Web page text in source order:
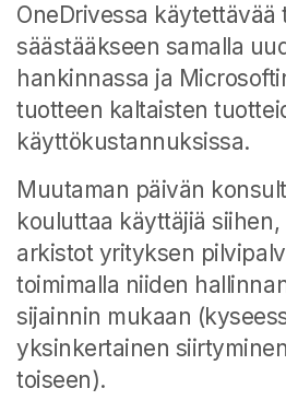
OneDrivessa käytettävää
säästääkseen samalla
hankinnassa ja
tuotteen kaltaisten
käyttökustannuksissa.
Muutaman päivän
kouluttaa käyttäjiä siihen,
arkistot yrityksen
toimimalla niiden
sijainnin mukaan
yksinkertainen
toiseen).